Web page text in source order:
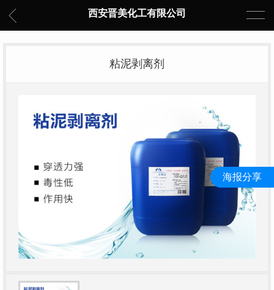
西安晋美化工有限公司
粘泥剥离剂
海报分享